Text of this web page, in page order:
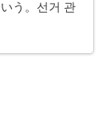
う。선거 관